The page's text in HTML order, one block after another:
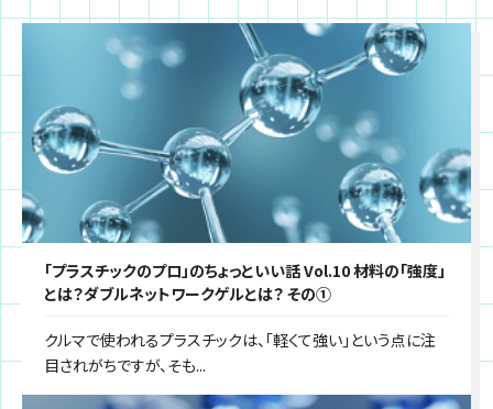
「プラスチックのプロ」のちょっといい話 Vol.10 材料の「強度」
とは？ダブルネットワークゲルとは？ その①
クルマで使われるプラスチックは、「軽くて強い」という点に注
目されがちですが、そも...